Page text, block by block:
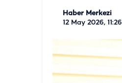
Haber Merkezi
12 May 2026, 11:26